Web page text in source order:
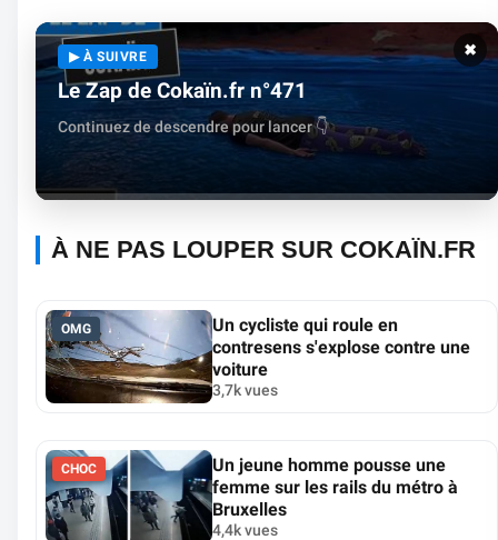
✖
▶ À SUIVRE
Le Zap de Cokaïn.fr n°471
Continuez de descendre pour lancer 👇
À NE PAS LOUPER SUR COKAÏN.FR
OMG
Un cycliste qui roule en
contresens s'explose contre une
voiture
3,7k vues
CHOC
Un jeune homme pousse une
femme sur les rails du métro à
Bruxelles
4,4k vues